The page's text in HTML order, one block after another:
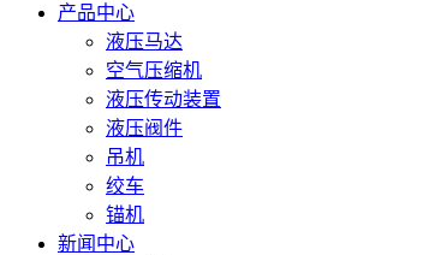
产品中心
液压马达
空气压缩机
液压传动装置
液压阀件
吊机
绞车
锚机
新闻中心